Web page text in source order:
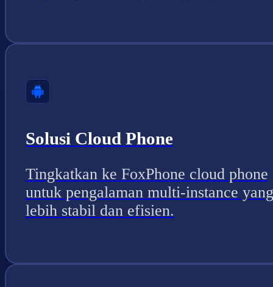
Solusi Cloud Phone
Tingkatkan ke FoxPhone cloud phone
untuk pengalaman multi-instance yang
lebih stabil dan efisien.